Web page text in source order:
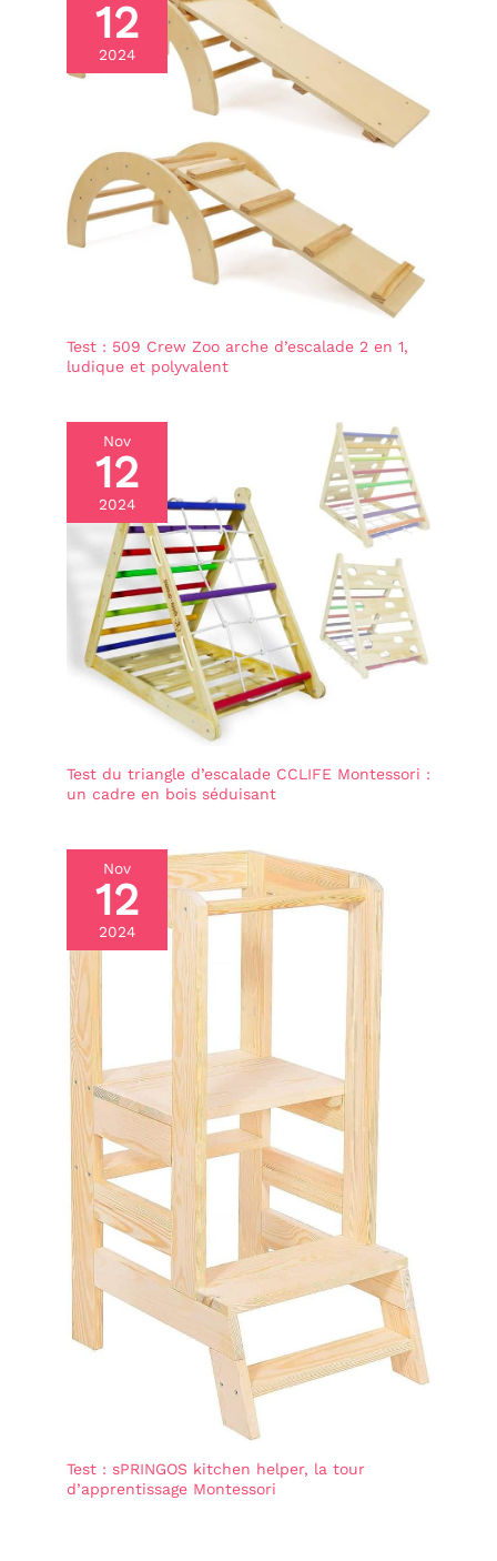
pour leurs aventures. JEU STIMULANT ET
INTERACTIF : Stimule l'imagination et la créativité
avec des options de jeu polyvalentes. Le
toboggan/rampe double offre une glisse lisse et une
rampe d'escalade avec 4 plis, servant aussi de pont,
favorisant aventure et confiance en soi. CADEAU
PARFAIT : Le cadeau idéal pour les anniversaires ou
les fêtes, offrant des heures infinies de plaisir et
des bénéfices pour le développement des enfants.
Un présent spécial et unique qui apportera joie à la
fois aux enfants et aux parents.
12
2024
Test : 509 Crew Zoo arche d’escalade 2 en 1,
ludique et polyvalent
Nov
12
2024
Test du triangle d’escalade CCLIFE Montessori :
un cadre en bois séduisant
Nov
12
2024
Test : sPRINGOS kitchen helper, la tour
d’apprentissage Montessori